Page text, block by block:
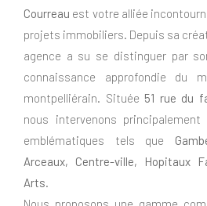
Courreau est votre alliée
projets immobiliers. Depuis sa
agence a su se distinguer par
connaissance approfondie du
montpelliérain. Située 51 rue du
nous intervenons
emblématiques tels que
Arceaux, Centre-ville, Hopitaux
Arts.